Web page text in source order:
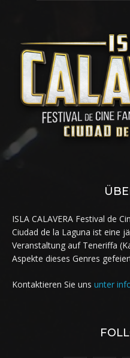
ISLA CALAVERA Festival de
Ciudad de la Laguna ist eine
Veranstaltung auf Teneriffa
Aspekte dieses Genres
Kontaktieren Sie uns unter